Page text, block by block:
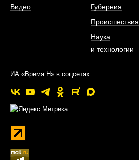
Видео
Губерния
Происшествия
Наука
и технологии
ИА «Время Н» в соцсетях